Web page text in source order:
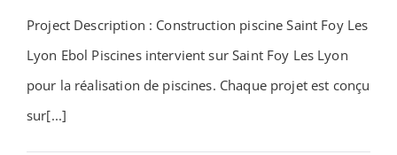
Project Description : Construction piscine Saint Foy Les
Lyon Ebol Piscines intervient sur Saint Foy Les Lyon
pour la réalisation de piscines. Chaque projet est conçu
sur[...]